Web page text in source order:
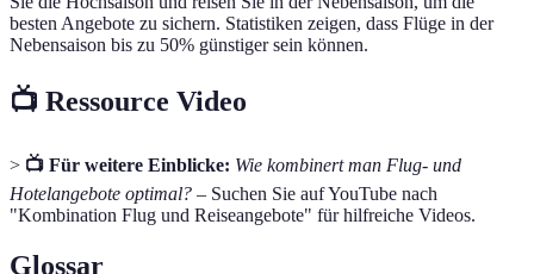
besten Angebote zu sichern. Statistiken zeigen, dass Flüge in der
Nebensaison bis zu 50% günstiger sein können.
📺 Ressource Video
> 📺 Für weitere Einblicke: Wie kombinert man Flug- und
Hotelangebote optimal? – Suchen Sie auf YouTube nach
"Kombination Flug und Reiseangebote" für hilfreiche Videos.
Glossar